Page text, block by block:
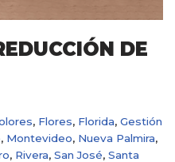
DE
, Flores, Florida, Gestión
, Montevideo, Nueva Palmira,
, Rivera, San José, Santa